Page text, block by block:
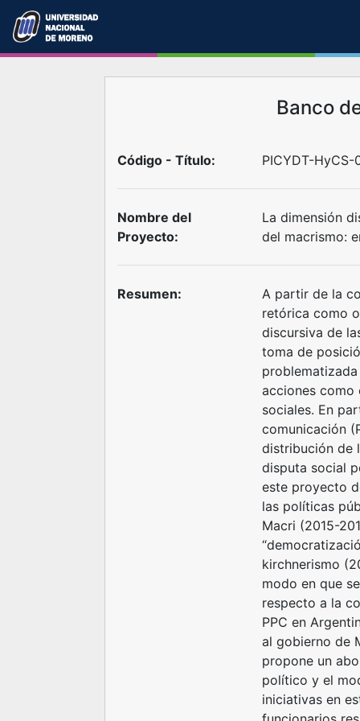
Banco
Código - Título: PICYDT-
Nombre del
Proyecto:
La dimensión
del macrismo:
Resumen:
A partir de la
retórica como
discursiva de
toma de
acciones como
sociales. En
comunicación
distribución de
disputa social
este proyecto
las políticas
Macri (2015-
kirchnerismo
modo en que
respecto a la
PPC en
al gobierno de
propone un
político y el
iniciativas en